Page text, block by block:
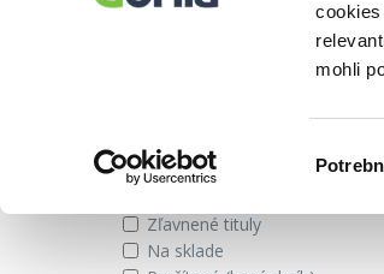
mohli
súhlasu
Knihy autora
Zobraziť iba
Zľavnené tituly
Na sklade